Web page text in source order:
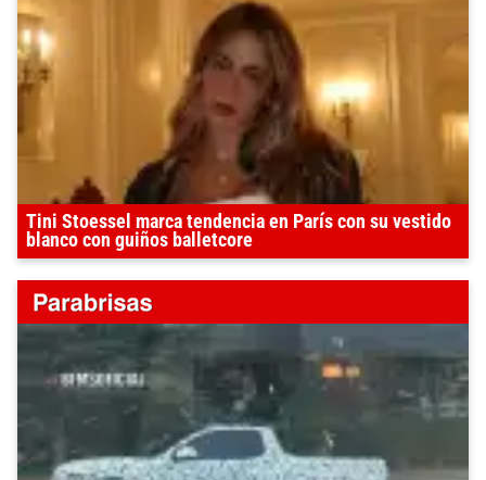
Tini Stoessel marca tendencia en París con su vestido
blanco con guiños balletcore